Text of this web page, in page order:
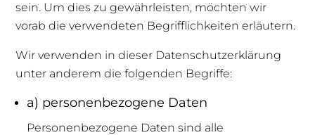
sein. Um dies zu gewährleisten, möchten wir
vorab die verwendeten Begrifflichkeiten erläutern.
Wir verwenden in dieser Datenschutzerklärung
unter anderem die folgenden Begriffe:
a) personenbezogene Daten
Personenbezogene Daten sind alle